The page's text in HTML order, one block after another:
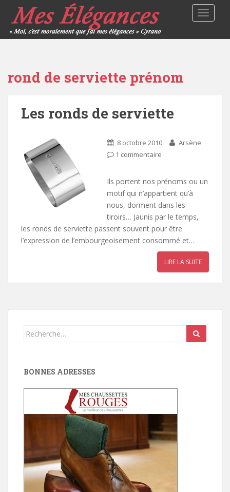
rond de serviette prénom
Les ronds de serviette
8 octobre 2010
Arsène
1 commentaire
Ils portent nos prénoms ou un
motif qui n’appartient qu’à
nous, dorment dans les
tiroirs… Jaunis par le temps,
les ronds de serviette passent souvent pour être
l’expression de l’embourgeoisement consommé et…
LIRE LA SUITE
Search
BONNES ADRESSES